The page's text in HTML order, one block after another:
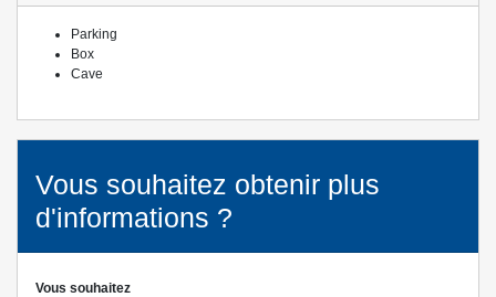
Parking
Box
Cave
Vous souhaitez obtenir plus
d'informations ?
Vous souhaitez